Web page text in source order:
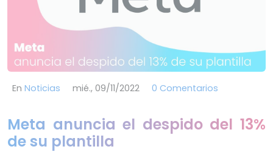
En Noticias mié., 09/11/2022 0 Comentarios
Meta anuncia el despido del 13%
de su plantilla